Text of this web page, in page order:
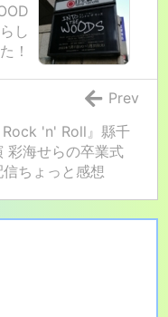
し
！
Rock 'n' Roll』縣千
彩海せらの卒業式
ちょっと感想
Prev